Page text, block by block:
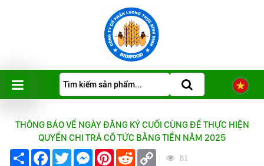
THÔNG BÁO VỀ NGÀY ĐĂNG KÝ CUỐI CÙNG ĐỂ THỰC HIỆN
QUYỀN CHI TRẢ CỔ TỨC BẰNG TIỀN NĂM 2025
Share Facebook
TwitterMessengerPinterestReddit Copy
Link
81